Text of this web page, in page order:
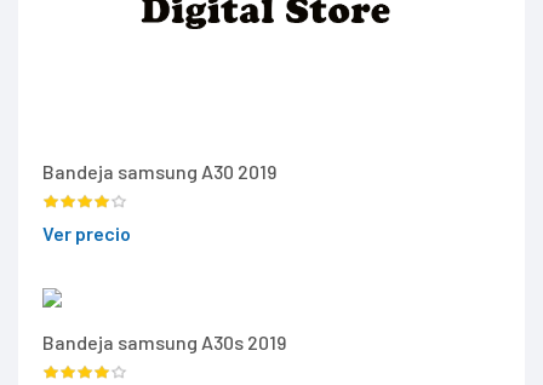
Bandeja samsung A30 2019
Ver precio
Bandeja samsung A30s 2019